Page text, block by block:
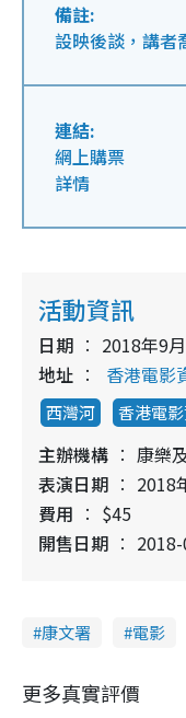
備註:
設映後談，講者
連結:
網上購票
詳情
活動資訊
日期
2018年9
地址
香港電影
西灣河 香港電
主辦機構
康樂
表演日期
2018
費用
$45
開售日期
康文署 電影
更多真實評價